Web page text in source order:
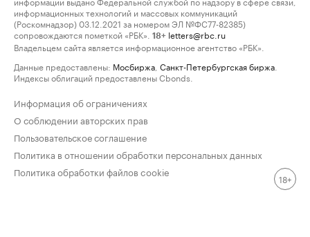
информационных технологий и массовых коммуникаций
(Роскомнадзор) 03.12.2021 за номером ЭЛ №ФС77-82385)
сопровождаются пометкой «РБК».
18+ letters@rbc.ru
Владельцем сайта является информационное агентство «РБК».
Данные предоставлены: Мосбиржа Санкт-Петербургская биржа
Индексы облигаций предоставлены Cbonds.
Информация об ограничениях
О соблюдении авторских прав
Пользовательское соглашение
Политика в отношении обработки персональных данных
Политика обработки файлов cookie
18+